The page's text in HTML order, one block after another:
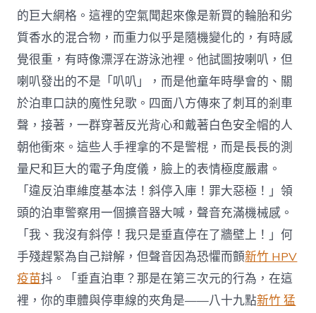
的巨大網格。這裡的空氣聞起來像是新買的輪胎和劣
質香水的混合物，而重力似乎是隨機變化的，有時感
覺很重，有時像漂浮在游泳池裡。他試圖按喇叭，但
喇叭發出的不是「叭叭」，而是他童年時學會的、關
於泊車口訣的魔性兒歌。四面八方傳來了刺耳的剎車
聲，接著，一群穿著反光背心和戴著白色安全帽的人
朝他衝來。這些人手裡拿的不是警棍，而是長長的測
量尺和巨大的電子角度儀，臉上的表情極度嚴肅。
「違反泊車維度基本法！斜停入庫！罪大惡極！」領
頭的泊車警察用一個擴音器大喊，聲音充滿機械感。
「我、我沒有斜停！我只是垂直停在了牆壁上！」何
手殘趕緊為自己辯解，但聲音因為恐懼而顫新竹 HPV
疫苗抖。「垂直泊車？那是在第三次元的行為，在這
裡，你的車體與停車線的夾角是——八十九點新竹 猛